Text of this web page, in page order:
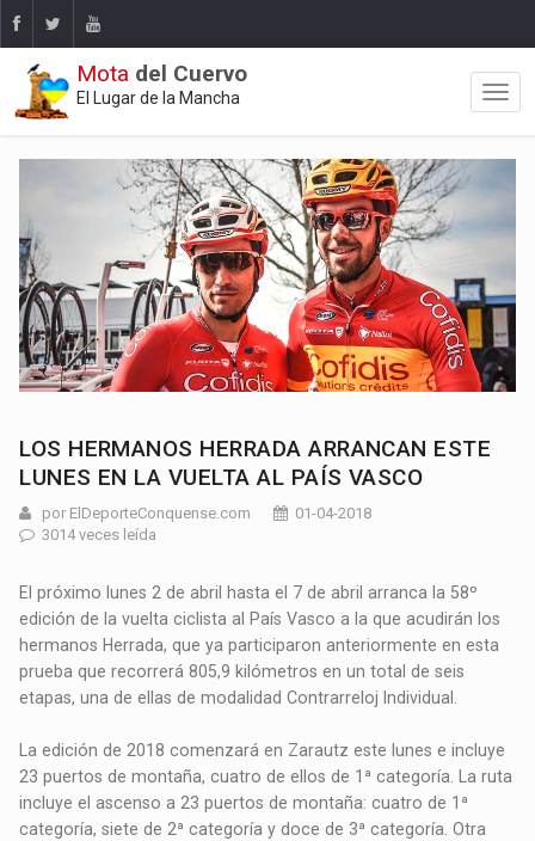
Mota del Cuervo
El Lugar de la Mancha
LOS HERMANOS HERRADA ARRANCAN ESTE
LUNES EN LA VUELTA AL PAÍS VASCO
por ElDeporteConquense.com
01-04-2018
3014 veces leída
El próximo lunes 2 de abril hasta el 7 de abril arranca la 58º
edición de la vuelta ciclista al País Vasco a la que acudirán los
hermanos Herrada, que ya participaron anteriormente en esta
prueba que recorrerá 805,9 kilómetros en un total de seis
etapas, una de ellas de modalidad Contrarreloj Individual.
La edición de 2018 comenzará en Zarautz este lunes e incluye
23 puertos de montaña, cuatro de ellos de 1ª categoría. La ruta
incluye el ascenso a 23 puertos de montaña: cuatro de 1ª
categoría, siete de 2ª categoría y doce de 3ª categoría. Otra